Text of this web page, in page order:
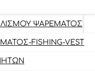
ΨΑΡΈΜΑΤΟΣ
FISHING-VEST